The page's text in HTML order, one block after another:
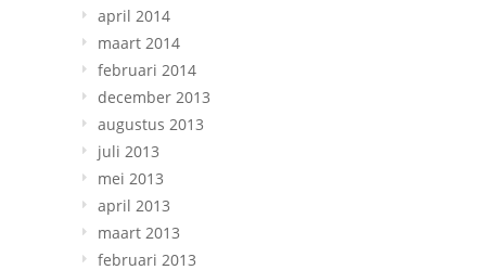
april 2014
maart 2014
februari 2014
december 2013
augustus 2013
juli 2013
mei 2013
april 2013
maart 2013
februari 2013